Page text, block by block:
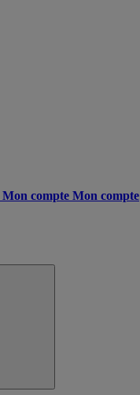
Mon compte Mon compte